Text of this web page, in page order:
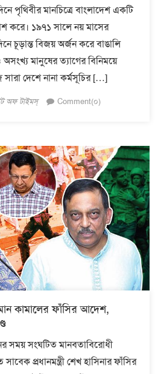
পৃথিবীর মানচিত্রে বাংলাদেশ একটি
করে। ১৯৭১ সালে নয় মাসের
চূড়ান্ত বিজয় অর্জন করে বাঙালি
মানুষের ত্যাগের বিনিময়ে
দেশে নানা কর্মসূচির […]
অফ টাইমস্ Comment(০)
কামালের ফাঁসির আদেশ,
সময় সংঘটিত মানবতাবিরোধী
প্রধানমন্ত্রী শেখ হাসিনার ফাঁসির